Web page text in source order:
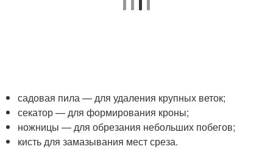
садовая пила — для удаления крупных веток;
секатор — для формирования кроны;
ножницы — для обрезания небольших побегов;
кисть для замазывания мест среза.